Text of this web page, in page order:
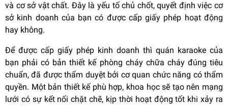
và cơ sở vật chất. Đây là yếu tố chủ chốt, quyết định việc cơ
sở kinh doanh của bạn có được cấp giấy phép hoạt động
hay không.
Để được cấp giấy phép kinh doanh thì quán karaoke của
bạn phải có bản thiết kế phòng cháy chữa cháy đúng tiêu
chuẩn, đã được thẩm duyệt bởi cơ quan chức năng có thẩm
quyền. Một bản thiết kế phù hợp, khoa học sẽ tạo nên mạng
lưới có sự kết nối chặt chẽ, kịp thời hoạt động tốt khi xảy ra